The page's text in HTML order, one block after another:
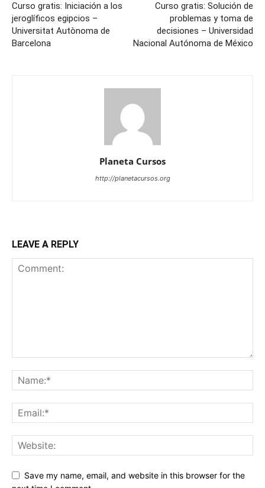
Curso gratis: Iniciación a los
jeroglíficos egipcios –
Universitat Autònoma de
Barcelona
Curso gratis: Solución de
problemas y toma de
decisiones – Universidad
Nacional Autónoma de México
Planeta Cursos
http://planetacursos.org
LEAVE A REPLY
Save my name, email, and website in this browser for the